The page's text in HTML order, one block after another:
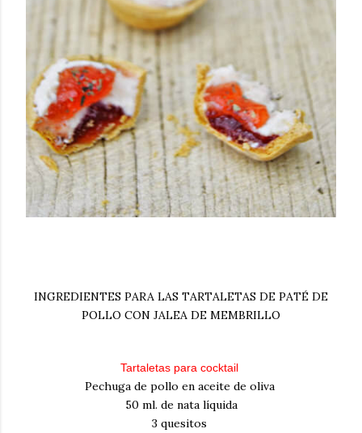
INGREDIENTES PARA LAS TARTALETAS DE PATÉ DE
POLLO CON JALEA DE MEMBRILLO
Tartaletas para cocktail
Pechuga de pollo en aceite de oliva
50 ml. de nata líquida
3 quesitos